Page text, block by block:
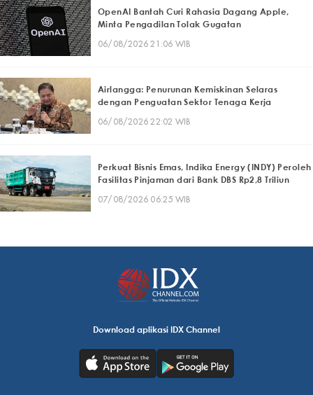
OpenAI Bantah Curi Rahasia Dagang Apple,
Minta Pengadilan Tolak Gugatan
06/08/2026 21:06 WIB
Airlangga: Penurunan Kemiskinan Selaras
dengan Penguatan Sektor Tenaga Kerja
06/08/2026 22:02 WIB
Perkuat Bisnis Emas, Indika Energy (INDY) Peroleh
Fasilitas Pinjaman dari Bank DBS Rp2,8 Triliun
07/08/2026 06:25 WIB
Download aplikasi IDX Channel